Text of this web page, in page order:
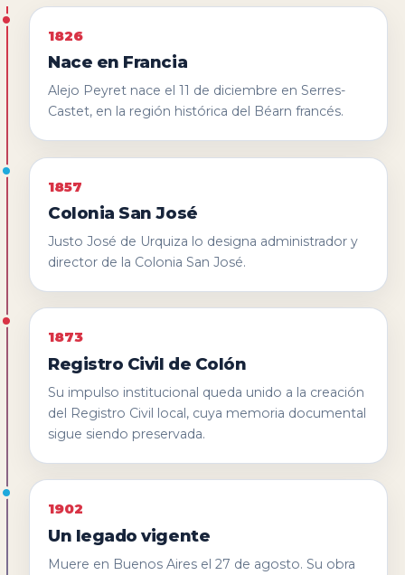
1826
Nace en Francia
Alejo Peyret nace el 11 de diciembre en Serres-
Castet, en la región histórica del Béarn francés.
1857
Colonia San José
Justo José de Urquiza lo designa administrador y
director de la Colonia San José.
1873
Registro Civil de Colón
Su impulso institucional queda unido a la creación
del Registro Civil local, cuya memoria documental
sigue siendo preservada.
1902
Un legado vigente
Muere en Buenos Aires el 27 de agosto. Su obra